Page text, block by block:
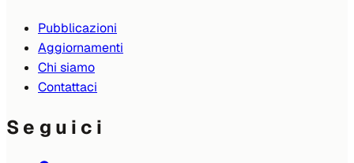
Pubblicazioni
Aggiornamenti
Chi siamo
Contattaci
Seguici